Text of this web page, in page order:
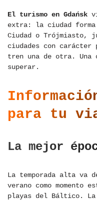
El turismo en Gdańsk
extra: la ciudad
Ciudad o Trójmiasto,
ciudades con carácter
tren una de otra.
superar.
para tu
La mejor
La temporada alta va
verano como
playas del Báltico.